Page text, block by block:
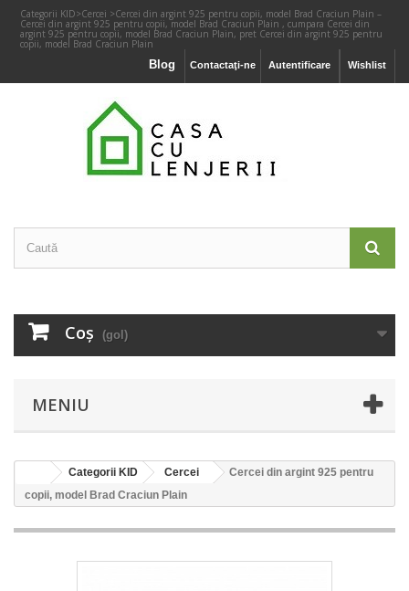
Categorii KID>Cercei >Cercei din argint 925 pentru copii, model Brad Craciun Plain –
Cercei din argint 925 pentru copii, model Brad Craciun Plain , cumpara Cercei din
argint 925 pentru copii, model Brad Craciun Plain, pret Cercei din argint 925 pentru
copii, model Brad Craciun Plain
Wishlist
Autentificare
Contactaţi-ne
Blog
Coş (gol)
MENIU
Categorii KID Cercei
Cercei din argint 925 pentru
copii, model Brad Craciun Plain